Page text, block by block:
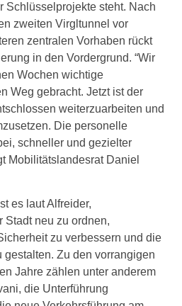
Schlüsselprojekte steht. Nach
zweiten Virgltunnel vor
zentralen Vorhaben rückt
in den Vordergrund. “Wir
Wochen wichtige
Weg gebracht. Jetzt ist der
weiterzuarbeiten und
Die personelle
schneller und gezielter
Mobilitätslandesrat Daniel
es laut Alfreider,
Stadt neu zu ordnen,
zu verbessern und die
gestalten. Zu den vorrangigen
Jahre zählen unter anderem
die Unterführung